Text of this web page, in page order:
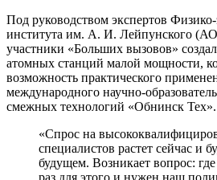
Под руководством экспертов Физико-
института им. А. И. Лейпунского
участники «Больших вызовов»
атомных станций малой мощности,
возможность практического
международного научно-
смежных технологий «Обнинск Тех».
«Спрос на
специалистов растет сейчас и
будущем. Возникает вопрос:
раз для этого и нужен наш